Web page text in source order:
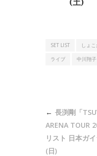
SET LIST しょ
ライブ
中川翔子
長渕剛「
ARENA TOUR
リスト 日本ガ
(日)